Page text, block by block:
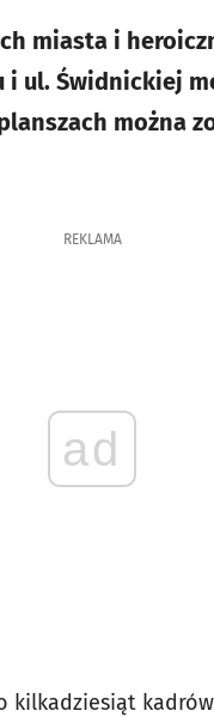
miasta i
i ul. Świdnickiej
można
REKLAMA
ad
kilkadziesiąt